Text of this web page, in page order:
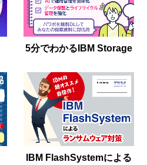
5分でわかるIBM Storage
IBM FlashSystemによる